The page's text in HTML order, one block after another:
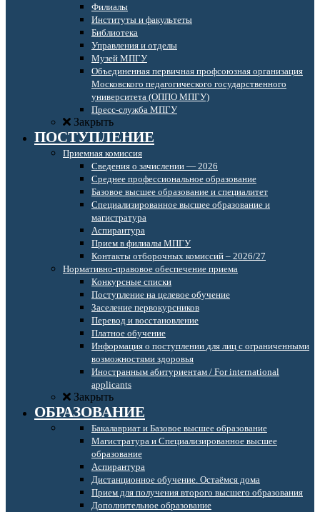
Филиалы
Институты и факультеты
Библиотека
Управления и отделы
Музей МПГУ
Объединенная первичная профсоюзная организация
Московского педагогического государственного
университета (ОППО МПГУ)
Пресс-служба МПГУ
Закрыть
ПОСТУПЛЕНИЕ
Приемная комиссия
Сведения о зачислении — 2026
Среднее профессиональное образование
Базовое высшее образование и специалитет
Специализированное высшее образование и
магистратура
Аспирантура
Прием в филиалы МПГУ
Контакты отборочных комиссий – 2026/27
Нормативно-правовое обеспечение приема
Конкурсные списки
Поступление на целевое обучение
Заселение первокурсников
Перевод и восстановление
Платное обучение
Информация о поступлении для лиц с ограниченными
возможностями здоровья
Иностранным абитуриентам / For international
applicants
Закрыть
ОБРАЗОВАНИЕ
Бакалавриат и Базовое высшее образование
Магистратура и Специализированное высшее
образование
Аспирантура
Дистанционное обучение. Остаёмся дома
Прием для получения второго высшего образования
Дополнительное образование